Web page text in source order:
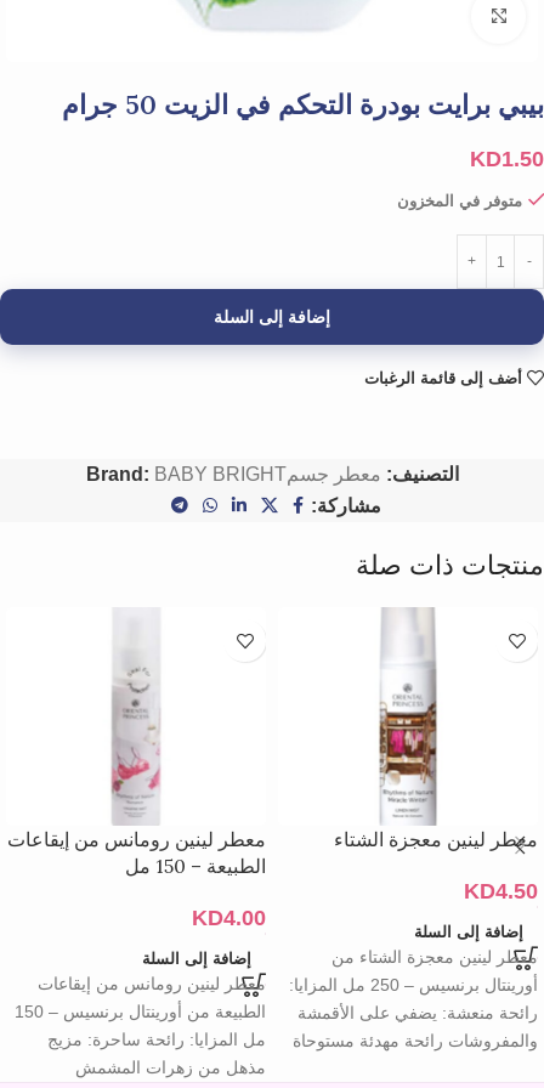
بيبي برايت بودرة التحكم في الزيت 50 جرام
KD1.50
متوفر في المخزون
إضافة إلى السلة
أضف إلى قائمة الرغبات
التصنيف: معطر جسم Brand: BABY BRIGHT
مشاركة:
منتجات ذات صلة
معطر لينين معجزة الشتاء
KD4.50
إضافة إلى السلة
معطر لينين معجزة الشتاء من
أورينتال برنسيس – 250 مل المزايا:
رائحة منعشة: يضفي على الأقمشة
والمفروشات رائحة مهدئة مستوحاة
معطر لينين رومانس من إيقاعات
الطبيعة – 150 مل
KD4.00
إضافة إلى السلة
معطر لينين رومانس من إيقاعات
الطبيعة من أورينتال برنسيس – 150
مل المزايا: رائحة ساحرة: مزيج
مذهل من زهرات المشمش